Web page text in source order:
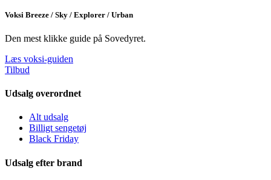
Voksi Breeze / Sky / Explorer / Urban
Den mest klikke guide på Sovedyret.
Læs voksi-guiden
Tilbud
Udsalg overordnet
Alt udsalg
Billigt sengetøj
Black Friday
Udsalg efter brand